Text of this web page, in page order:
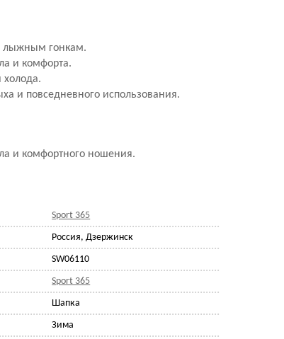
лыжным гонкам.
и комфорта.
холода.
и повседневного использования.
и комфортного ношения.
Sport 365
Россия, Дзержинск
SW06110
Sport 365
Шапка
Зима